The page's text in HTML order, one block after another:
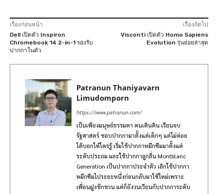
เรื่องก่อนหน้า
Dell เปิดตัว Inspiron
Chromebook 14 2-in-1 รองรับ
ปากกาในตัว
เรื่องถัดไป
Visconti เปิดตัว Homo Sapiens
Evolution รุ่นย่อยล่าสุด
Patranun Thaniyavarn
Limudomporn
https://www.patranun.com/
เป็นเพียงมนุษย์ธรรมดา คนเดินดิน เรียนจบ
รัฐศาสตร์ ชอบปากกามาตั้งแต่เด็กๆ แต่ไม่ค่อย
ได้บอกให้ใครรู้ เริ่มใช้ปากกาหมึกซึมมาตั้งแต่
ระดับประถม และใช้ปากกาลูกลื่น Montblanc
Generation เป็นปากกาประจำตัว เลิกใช้ปากกา
หมึกซึมไประยะหนึ่งก่อนกลับมาใช้ใหม่เพราะ
เพื่อนฝูงชักชวน แต่ก็ยังวนเวียนกับปากการะดับ